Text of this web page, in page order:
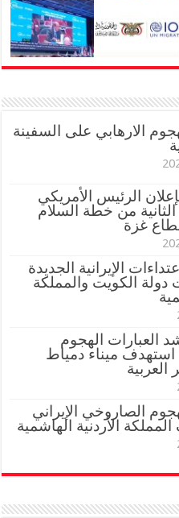
الارهابي على السفينة
الرئيس الأمريكي
الثانية من خطة السلام
غزة
الإيرانية الجديدة
دولة الكويت والمملكة
العبارات الهجوم
استهدف ميناء دمياط
الصاروخي الإيراني
الأردنية الهاشمية